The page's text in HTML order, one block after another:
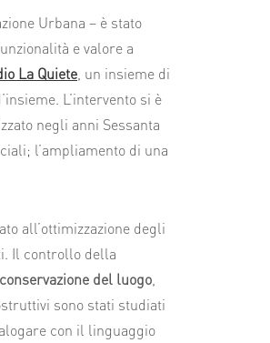
Urbana – è stato
e valore a
La Quiete, un insieme di
L’intervento si è
negli anni Sessanta
l’ampliamento di una
all’ottimizzazione degli
Il controllo della
conservazione del luogo,
sono stati studiati
con il linguaggio